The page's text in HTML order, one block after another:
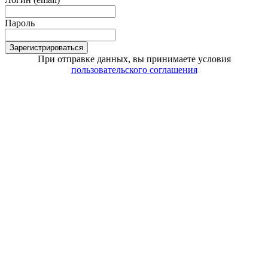
Пароль
Зарегистрироваться
При отправке данных, вы принимаете условия
пользовательского соглашения